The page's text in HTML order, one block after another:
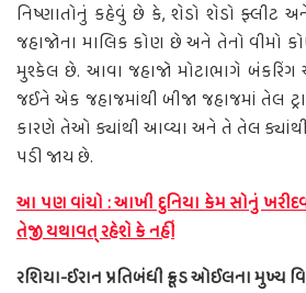
નિષ્ણાતોનું કહેવું છે કે, શેડો શેડો ફ્લીટ
જહાજોના માલિક કોણ છે અને તેનો વીમો
મુશ્કેલ છે. આવા જહાજો મોટાભાગે બંકરિંગ
જઈને એક જહાજમાંથી બીજા જહાજમાં તેલ
કારણે તેઓ ક્યાંથી આવ્યા અને તે તેલ
પડી જાય છે.
આ પણ વાંચો : આખી દુનિયા કેમ સોનું
તેજી યથાવત્ રહેશે કે નહીં
રશિયા-ઈરાન પ્રતિબંધી ક્રૂડ ઓઈલના મુખ્ય